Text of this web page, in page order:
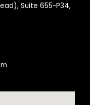
Suite 655-P34,